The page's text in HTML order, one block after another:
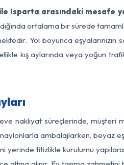
Isparta arasındaki mesafe
ortalama bir sürede
Yol boyunca eşyalarınızın
kış aylarında veya yoğun
nakliyat süreçlerinde, müşteri
ambalajlarken, beyaz
titizlikle kurulumu